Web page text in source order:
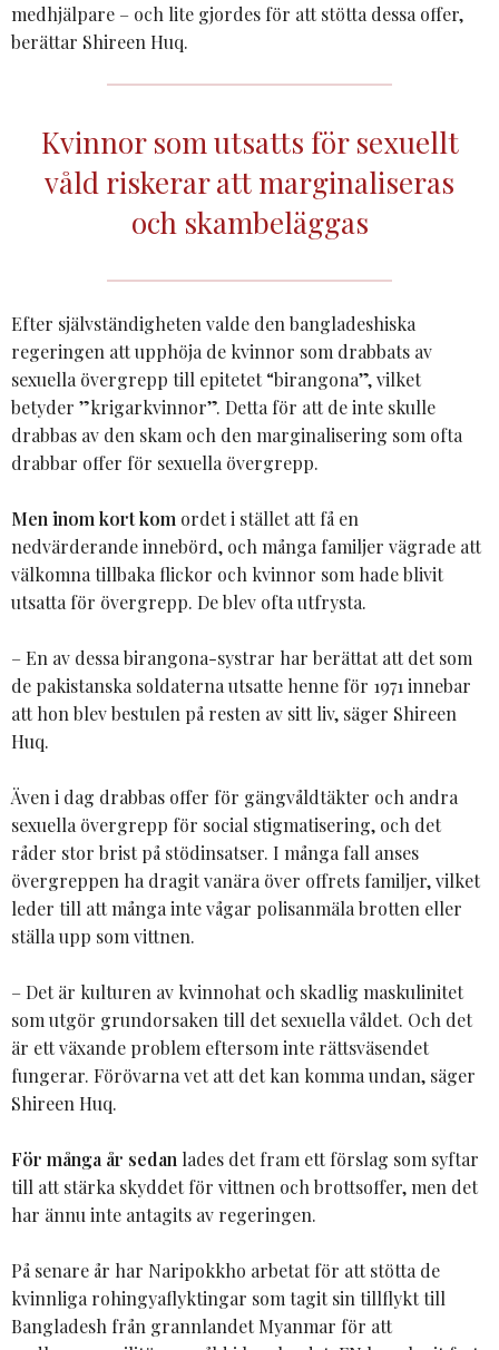
medhjälpare – och lite gjordes för att stötta dessa offer,
berättar Shireen Huq.
Kvinnor som utsatts för sexuellt
våld riskerar att marginaliseras
och skambeläggas
Efter självständigheten valde den bangladeshiska
regeringen att upphöja de kvinnor som drabbats av
sexuella övergrepp till epitetet “birangona”, vilket
betyder ”krigarkvinnor”. Detta för att de inte skulle
drabbas av den skam och den marginalisering som ofta
drabbar offer för sexuella övergrepp.
Men inom kort kom ordet i stället att få en
nedvärderande innebörd, och många familjer vägrade att
välkomna tillbaka flickor och kvinnor som hade blivit
utsatta för övergrepp. De blev ofta utfrysta.
– En av dessa birangona-systrar har berättat att det som
de pakistanska soldaterna utsatte henne för 1971 innebar
att hon blev bestulen på resten av sitt liv, säger Shireen
Huq.
Även i dag drabbas offer för gängvåldtäkter och andra
sexuella övergrepp för social stigmatisering, och det
råder stor brist på stödinsatser. I många fall anses
övergreppen ha dragit vanära över offrets familjer, vilket
leder till att många inte vågar polisanmäla brotten eller
ställa upp som vittnen.
– Det är kulturen av kvinnohat och skadlig maskulinitet
som utgör grundorsaken till det sexuella våldet. Och det
är ett växande problem eftersom inte rättsväsendet
fungerar. Förövarna vet att det kan komma undan, säger
Shireen Huq.
För många år sedan lades det fram ett förslag som syftar
till att stärka skyddet för vittnen och brottsoffer, men det
har ännu inte antagits av regeringen.
På senare år har Naripokkho arbetat för att stötta de
kvinnliga rohingyaflyktingar som tagit sin tillflykt till
Bangladesh från grannlandet Myanmar för att